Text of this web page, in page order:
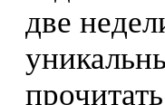
две